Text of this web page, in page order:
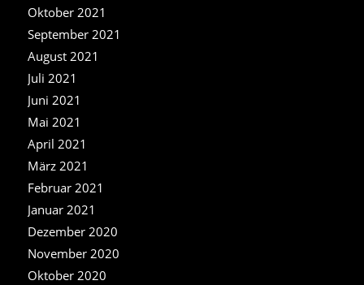
Oktober 2021
September 2021
August 2021
Juli 2021
Juni 2021
Mai 2021
April 2021
März 2021
Februar 2021
Januar 2021
Dezember 2020
November 2020
Oktober 2020